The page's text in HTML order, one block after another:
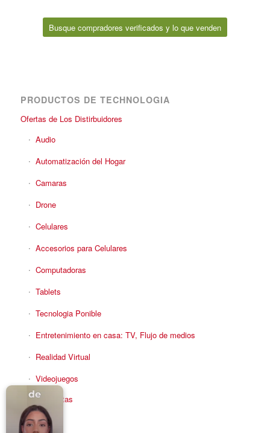
Busque compradores verificados y lo que venden
PRODUCTOS DE TECHNOLOGIA
Ofertas de Los Distirbuidores
Audio
Automatización del Hogar
Camaras
Drone
Celulares
Accesorios para Celulares
Computadoras
Tablets
Tecnologia Ponible
Entretenimiento en casa: TV, Flujo de medios
Realidad Virtual
Videojuegos
Reciba Ofertas